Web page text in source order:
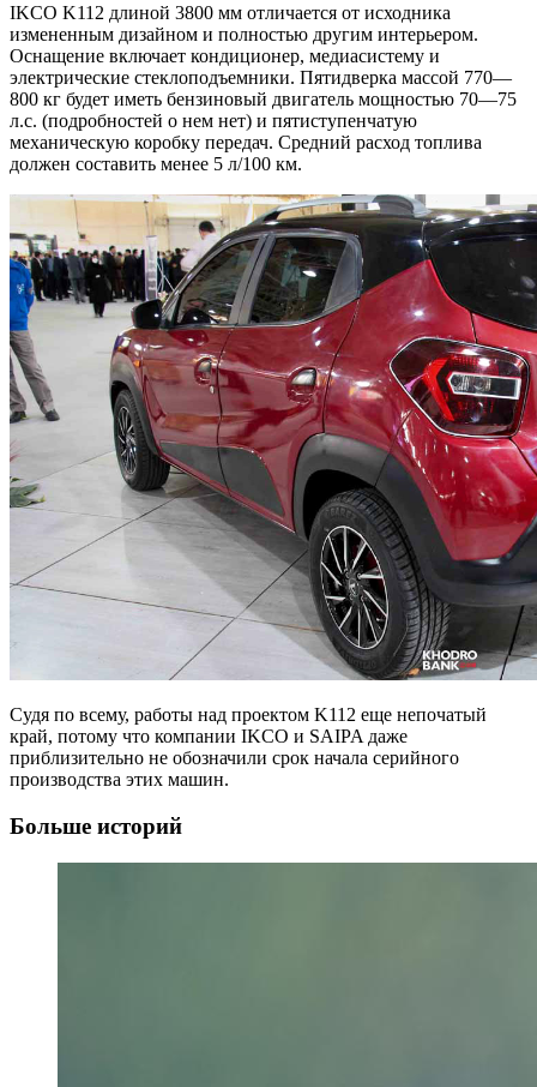
IKCO K112 длиной 3800 мм отличается от исходника
измененным дизайном и полностью другим интерьером.
Оснащение включает кондиционер, медиасистему и
электрические стеклоподъемники. Пятидверка массой 770—
800 кг будет иметь бензиновый двигатель мощностью 70—75
л.с. (подробностей о нем нет) и пятиступенчатую
механическую коробку передач. Средний расход топлива
должен составить менее 5 л/100 км.
Судя по всему, работы над проектом K112 еще непочатый
край, потому что компании IKCO и SAIPA даже
приблизительно не обозначили срок начала серийного
производства этих машин.
Больше историй